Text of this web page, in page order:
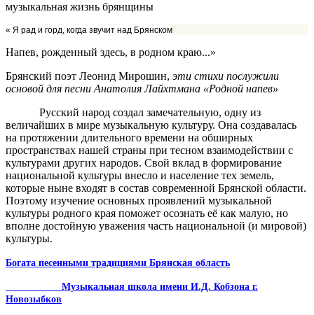
музыкальная жизнь брянщины
« Я рад и горд, когда звучит над Брянском
Напев, рожденный здесь, в родном краю...»
Брянский поэт Леонид Мирошин, эти стихи послужили
основой для песни Анатолия Лайхтмана «Родной напев»
Русский народ создал замечательную, одну из
величайших в мире музыкальную культуру. Она создавалась
на протяжении длительного времени на обширных
пространствах нашей страны при тесном взаимодействии с
культурами других народов. Свой вклад в формирование
национальной культуры внесло и население тех земель,
которые ныне входят в состав современной Брянской области.
По­этому изучение основных проявлений музыкальной
культуры родного края помо­жет осознать её как малую, но
вполне достойную уважения часть национальной (и мировой)
культуры.
Богата песенными традициями Брянская область
Музыкальная школа имени И.Д. Кобзона г.
Новозыбков